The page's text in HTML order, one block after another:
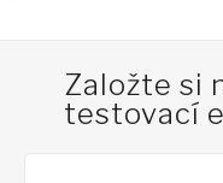
Založte si
testovací